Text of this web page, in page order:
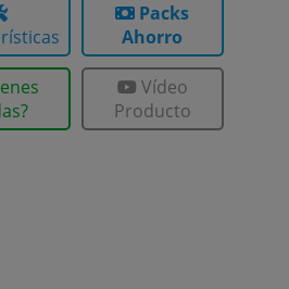
Packs
Ahorro
Vídeo
Producto